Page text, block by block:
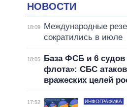
НОВОСТИ
18:09
Международные
сократились в июле
18:05
База ФСБ и 6 судов
флота»: СБС
вражеских целей
17:52 ИНФОГРАФИКА